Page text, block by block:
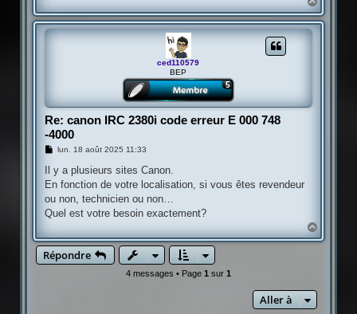
a
u
ced110579
BEP
Re: canon IRC 2380i code erreur E 000 748
-4000
M
s
s
a
g
lun. 18 août 2025 11:33
Il y a plusieurs sites Canon.
En fonction de votre localisation, si vous êtes revendeur
ou non, technicien ou non…
Quel est votre besoin exactement?
a
Répondre
4 messages • Page 1 sur 1
Aller à